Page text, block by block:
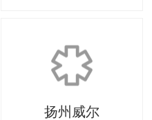
扬州威尔